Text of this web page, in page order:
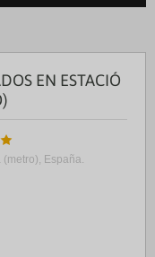
EN ESTACIÓ
España.